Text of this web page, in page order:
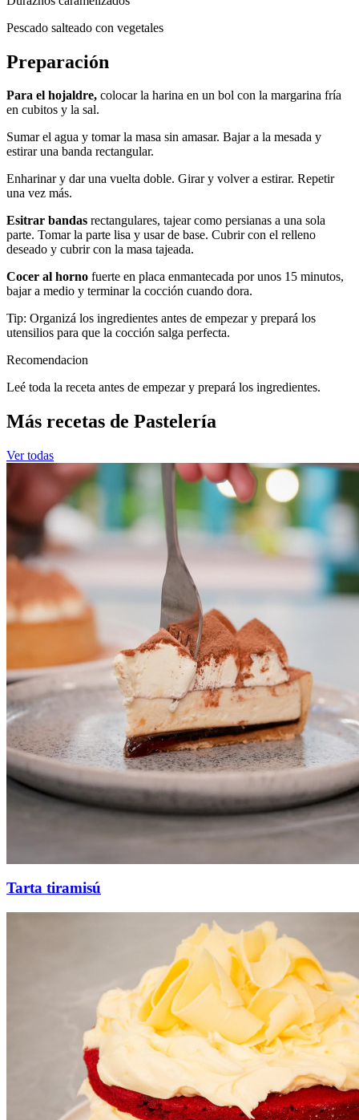
Pescado salteado con vegetales
Preparación
Para el hojaldre, colocar la harina en un bol con la margarina fría
en cubitos y la sal.
Sumar el agua y tomar la masa sin amasar. Bajar a la mesada y
estirar una banda rectangular.
Enharinar y dar una vuelta doble. Girar y volver a estirar. Repetir
una vez más.
Esitrar bandas rectangulares, tajear como persianas a una sola
parte. Tomar la parte lisa y usar de base. Cubrir con el relleno
deseado y cubrir con la masa tajeada.
Cocer al horno fuerte en placa enmantecada por unos 15 minutos,
bajar a medio y terminar la cocción cuando dora.
Tip: Organizá los ingredientes antes de empezar y prepará los
utensilios para que la cocción salga perfecta.
Recomendacion
Leé toda la receta antes de empezar y prepará los ingredientes.
Más recetas de Pastelería
Ver todas
Tarta tiramisú